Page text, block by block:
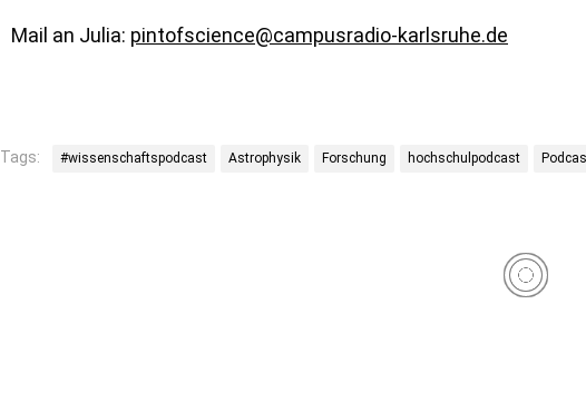
Mail an Julia: pintofscience@campusradio-karlsruhe.de
Tags: #wissenschaftspodcast Astrophysik Forschung hochschulpodcast